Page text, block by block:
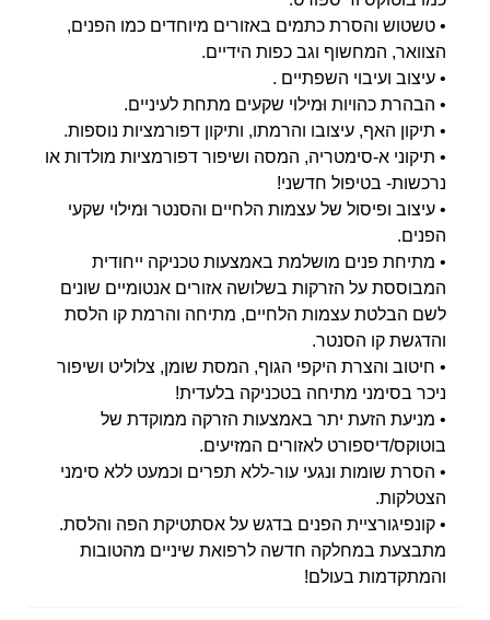
• טשטוש והסרת כתמים באזורים מיוחדים כמו הפנים,
הצוואר, המחשוף וגב כפות הידיים.
• עיצוב ועיבוי השפתיים .
• הבהרת כהויות וּמילוי שקעים מתחת לעיניים.
• תיקון האף, עיצובו והרמתו, ותיקון דפורמציות נוספות.
• תיקוני א-סימטריה, המסה ושיפור דפורמציות מולדות או
נרכשות- בטיפול חדשני!
• עיצוב ופיסול של עצמות הלחיים והסנטר וּמילוי שקעי
הפנים.
• מתיחת פנים מושלמת באמצעות טכניקה ייחודית
המבוססת על הזרקות בשלושה אזורים אנטומיים שונים
לשם הבלטת עצמות הלחיים, מתיחה והרמת קו הלסת
והדגשת קו הסנטר.
• חיטוב והצרת היקפי הגוף, המסת שומן, צלוליט ושיפור
ניכר בסימני מתיחה בטכניקה בלעדית!
• מניעת הזעת יתר באמצעות הזרקה ממוקדת של
בוטוקס/דיספורט לאזורים המזיעים.
• הסרת שומות ונגעי עור-ללא תפרים וכמעט ללא סימני
הצטלקות.
• קונפיגורציית הפנים בדגש על אסתטיקת הפה והלסת.
מתבצעת במחלקה חדשה לרפואת שיניים מהטובות
והמתקדמות בעולם!